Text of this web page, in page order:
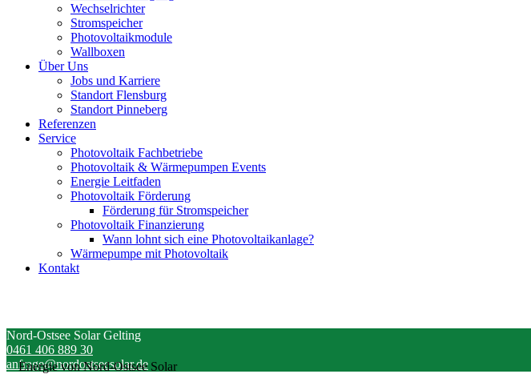
Wechselrichter
Stromspeicher
Photovoltaikmodule
Wallboxen
Über Uns
Jobs und Karriere
Standort Flensburg
Standort Pinneberg
Referenzen
Service
Photovoltaik Fachbetriebe
Photovoltaik & Wärmepumpen Events
Energie Leitfaden
Photovoltaik Förderung
Förderung für Stromspeicher
Photovoltaik Finanzierung
Wann lohnt sich eine Photovoltaikanlage?
Wärmepumpe mit Photovoltaik
Kontakt
Nord-Ostsee Solar Gelting
0461 406 889 30
anfrage@nordostseesolar.de
Energie von Nord-Ostsee Solar